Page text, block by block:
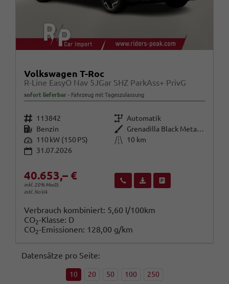
Volkswagen T-Roc
R-Line EasyO Nav 5JGar SHZ ParkAss+ PrivG
sofort lieferbar Fahrzeug mit Tageszulassung
Fahrzeugnr. 113842 Getriebe Automatik
Kraftstoff Benzin Außenfarbe
Grenadilla Black Metallic
Leistung 110 kW (150 PS) Kilometerstand
10 km
31.07.2026
40.653,– €
inkl. 20% MwSt.
inkl. NoVA
Wir rufen Sie anFahrzeugexposé (PDF)
Verbrauch kombiniert: 5,60 l/100km
CO2-Klasse: D
CO2-Emissionen: 128,00 g/km
Datensätze pro Seite:
10 20 50 100 250